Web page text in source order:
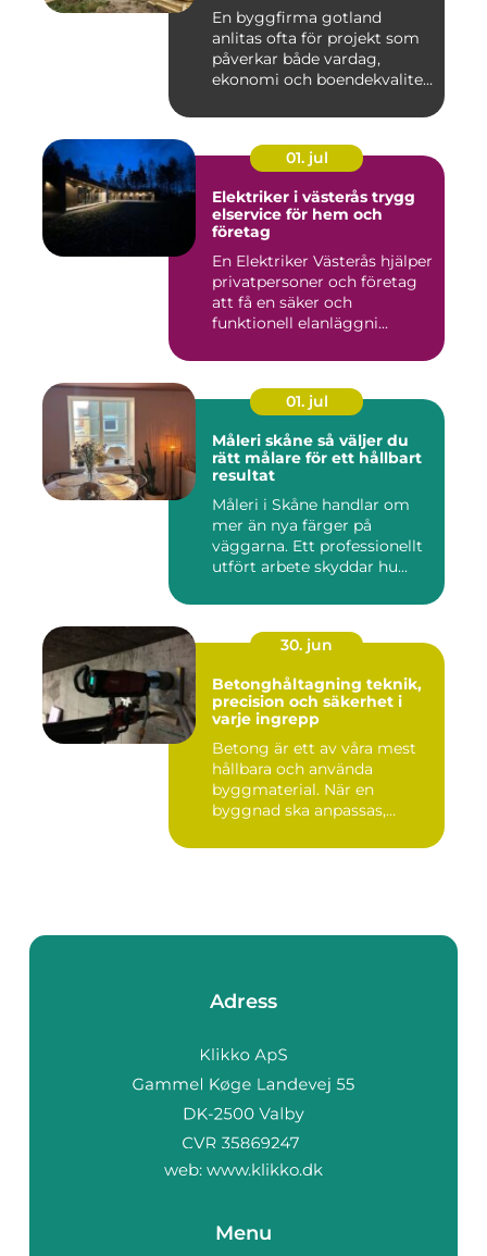
En byggfirma gotland
anlitas ofta för projekt som
påverkar både vardag,
ekonomi och boendekvalitet
01. jul
Elektriker i västerås trygg
elservice för hem och
företag
En Elektriker Västerås hjälper
privatpersoner och företag
att få en säker och
funktionell elanläggni...
01. jul
Måleri skåne så väljer du
rätt målare för ett hållbart
resultat
Måleri i Skåne handlar om
mer än nya färger på
väggarna. Ett professionellt
utfört arbete skyddar hu...
30. jun
Betonghåltagning teknik,
precision och säkerhet i
varje ingrepp
Betong är ett av våra mest
hållbara och använda
byggmaterial. När en
byggnad ska anpassas,
Adress
web: www.klikko.dk
Menu